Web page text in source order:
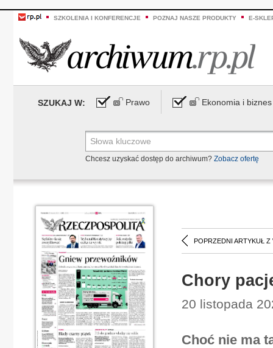
SZKOLENIA I KONFERENCJE POZNAJ NASZE PRODUKTY E-
SZUKAJ W: Prawo Ekonomia i biznes
Chcesz uzyskać dostęp do archiwum? Zobacz ofertę
POPRZEDNI ARTYKUŁ Z
Chory
20 listopada
Choć nie ma